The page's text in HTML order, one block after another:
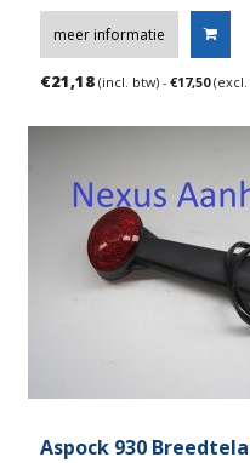
meer informatie
€21,18 (incl. btw) - €17,50(excl.
Aspock 930